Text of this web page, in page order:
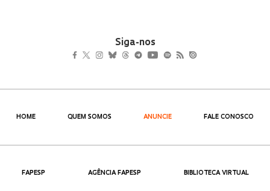
Siga-nos
HOME QUEM SOMOS ANUNCIE FALE CONOSCO
FAPESP AGÊNCIA FAPESP BIBLIOTECA VIRTUAL